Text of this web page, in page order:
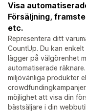
Visa
Försäljning,
etc.
Representera ditt
CountUp. Du kan
lägger på välgörenhet
automatiserade
miljövänliga produkter
möjlighet att visa din
bästsäljare i din